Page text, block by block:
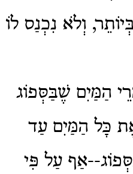
וְלֹא נִכְנַס לוֹ
הַמַּיִם שֶׁבַּסְּפוֹג
אֶת כָּל הַמַּיִם עַד
אַף עַל פִּי